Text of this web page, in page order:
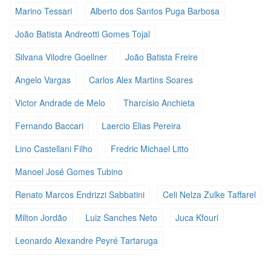
Marino Tessari
Alberto dos Santos Puga Barbosa
João Batista Andreotti Gomes Tojal
Silvana Vilodre Goellner
João Batista Freire
Angelo Vargas
Carlos Alex Martins Soares
Victor Andrade de Melo
Tharcísio Anchieta
Fernando Baccari
Laercio Elias Pereira
Lino Castellani Filho
Fredric Michael Litto
Manoel José Gomes Tubino
Renato Marcos Endrizzi Sabbatini
Celi Nelza Zulke Taffarel
Milton Jordão
Luiz Sanches Neto
Juca Kfouri
Leonardo Alexandre Peyré Tartaruga